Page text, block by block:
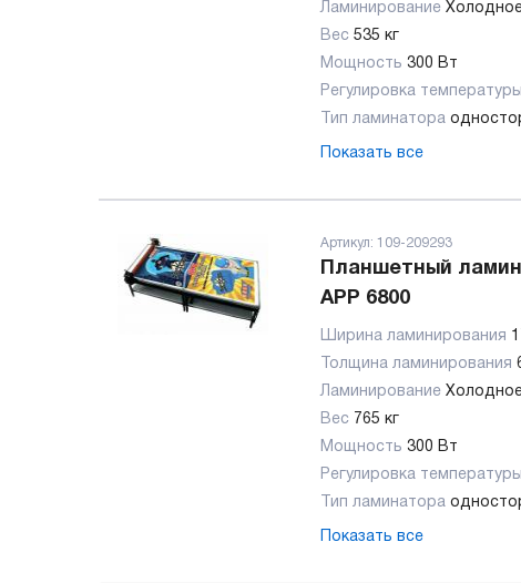
Ламинирование
Вес 535 кг
Мощность 300 Вт
Регулировка температуры
Тип ламинатора
Показать все
Артикул: 109-209293
Планшетный
APP 6800
Ширина ламинирования
Толщина ламинирования
Ламинирование
Вес 765 кг
Мощность 300 Вт
Регулировка температуры
Тип ламинатора
Показать все